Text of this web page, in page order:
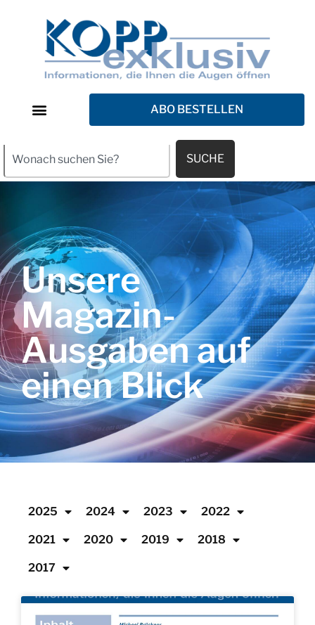
ABO BESTELLEN
SUCHE
Unsere
Magazin-
Ausgaben auf
einen Blick
2025 2024 2023 2022
2021 2020 2019 2018
2017